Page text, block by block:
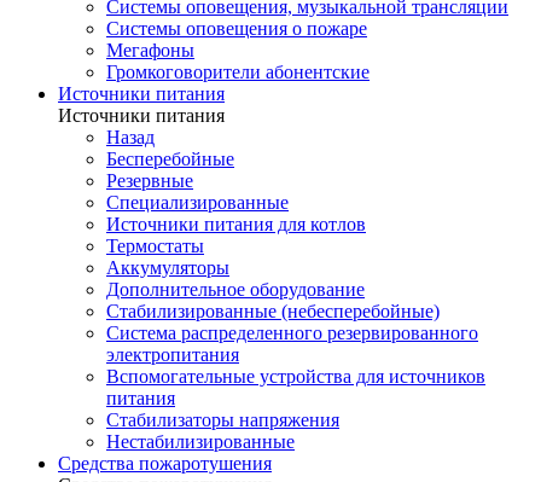
Системы оповещения, музыкальной трансляции
Системы оповещения о пожаре
Мегафоны
Громкоговорители абонентские
Источники питания
Источники питания
Назад
Бесперебойные
Резервные
Специализированные
Источники питания для котлов
Термостаты
Аккумуляторы
Дополнительное оборудование
Стабилизированные (небесперебойные)
Система распределенного резервированного
электропитания
Вспомогательные устройства для источников
питания
Стабилизаторы напряжения
Нестабилизированные
Средства пожаротушения